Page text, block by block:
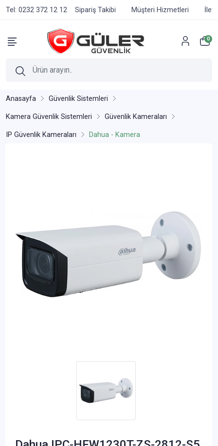
Tel: 0232 372 12 12 Sipariş Takibi Müşteri Hizmetleri
0
Anasayfa Güvenlik Sistemleri
Kamera Güvenlik Sistemleri Güvenlik Kameraları
IP Güvenlik Kameraları Dahua - Kamera